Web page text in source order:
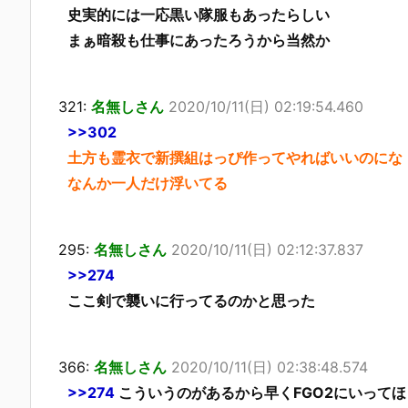
史実的には一応黒い隊服もあったらしい
まぁ暗殺も仕事にあったろうから当然か
321: 名無しさん 2020/10/11(日) 02:19:54.460
>>302
土方も霊衣で新撰組はっぴ作ってやればいいのにな
なんか一人だけ浮いてる
295: 名無しさん 2020/10/11(日) 02:12:37.837
>>274
ここ剣で襲いに行ってるのかと思った
366: 名無しさん 2020/10/11(日) 02:38:48.574
>>274 こういうのがあるから早くFGO2にいって